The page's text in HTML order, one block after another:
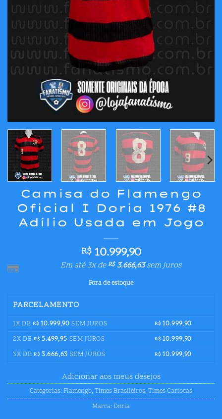
Camisa do Flamengo
Oficial I Doria 1976 #8
Adílio Usada em Jogo
R$10.999,90
Em até 3x deR$3.666,63sem juros
Fora de estoque
PARCELAMENTO
1X DE R$ 10.999,90 SEM JUROS R$ 10.999,90
2X DE R$ 5.499,95 SEM JUROS R$ 10.999,90
3X DE R$ 3.666,63 SEM JUROS R$ 10.999,90
Adicionar aos meus desejos
Categorias: Flamengo, Times Brasileiros, Times Cariocas
Marca: Doria